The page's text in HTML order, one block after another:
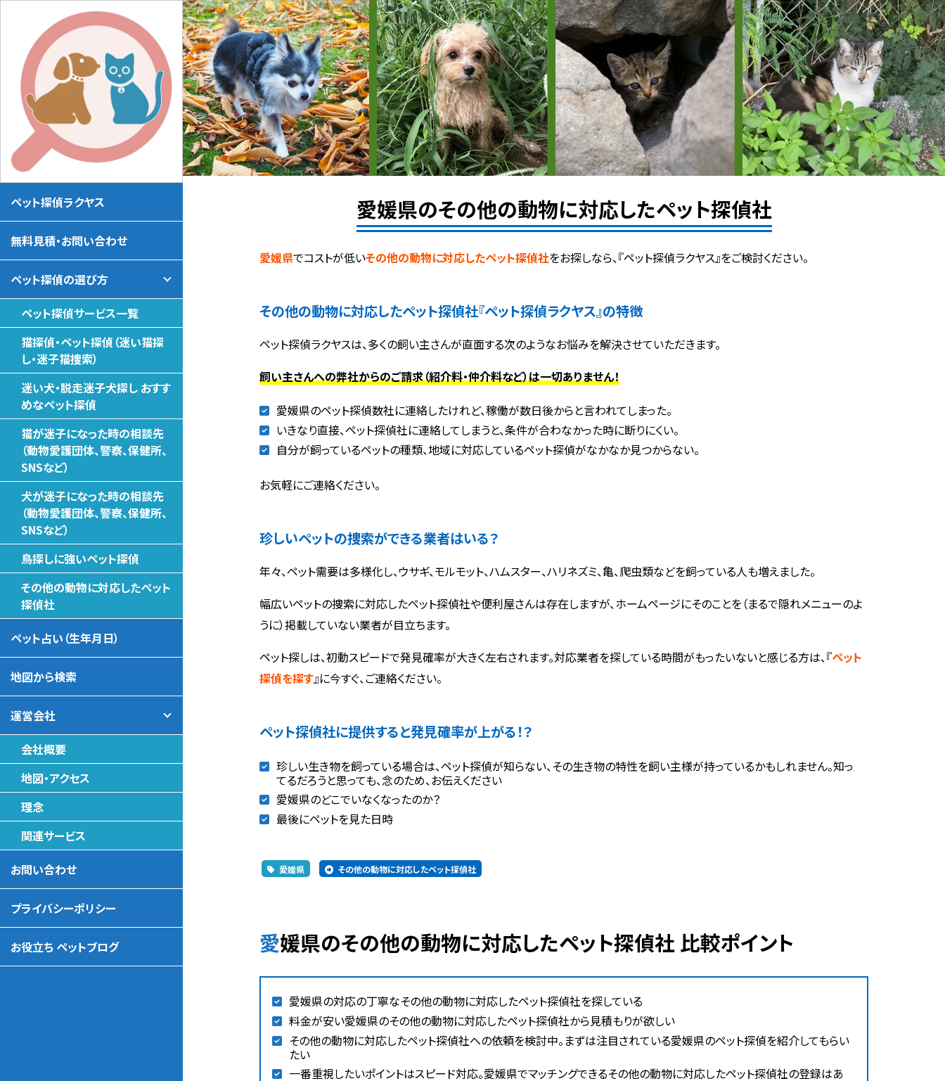
愛媛県のその他の動物に対応したペット探偵社
愛媛県でコストが低いその他の動物に対応したペット探偵社をお探しなら、『ペット探偵ラクヤス』をご検討ください。
その他の動物に対応したペット探偵社『ペット探偵ラクヤス』の特徴
ペット探偵ラクヤスは、多くの飼い主さんが直面する次のようなお悩みを解決させていただきます。
飼い主さんへの弊社からのご請求（紹介料・仲介料など）は一切ありません！
愛媛県のペット探偵数社に連絡したけれど、稼働が数日後からと言われてしまった。
いきなり直接、ペット探偵社に連絡してしまうと、条件が合わなかった時に断りにくい。
自分が飼っているペットの種類、地域に対応しているペット探偵がなかなか見つからない。
お気軽にご連絡ください。
珍しいペットの捜索ができる業者はいる？
年々、ペット需要は多様化し、ウサギ、モルモット、ハムスター、ハリネズミ、亀、爬虫類などを飼っている人も増えました。
幅広いペットの捜索に対応したペット探偵社や便利屋さんは存在しますが、ホームページにそのことを（まるで隠れメニューのよ
うに）掲載していない業者が目立ちます。
ペット探しは、初動スピードで発見確率が大きく左右されます。対応業者を探している時間がもったいないと感じる方は、『ペット
探偵を探す』に今すぐ、ご連絡ください。
ペット探偵社に提供すると発見確率が上がる！？
珍しい生き物を飼っている場合は、ペット探偵が知らない、その生き物の特性を飼い主様が持っているかもしれません。知っ
てるだろうと思っても、念のため、お伝えください
愛媛県のどこでいなくなったのか？
最後にペットを見た日時
愛媛県 その他の動物に対応したペット探偵社
愛媛県のその他の動物に対応したペット探偵社 比較ポイント
愛媛県の対応の丁寧なその他の動物に対応したペット探偵社を探している
料金が安い愛媛県のその他の動物に対応したペット探偵社から見積もりが欲しい
その他の動物に対応したペット探偵社への依頼を検討中。まずは注目されている愛媛県のペット探偵を紹介してもらい
たい
一番重視したいポイントはスピード対応。愛媛県でマッチングできるその他の動物に対応したペット探偵社の登録はあ
ペット探偵ラクヤス
無料見積・お問い合わせ
ペット探偵の選び方
ペット探偵サービス一覧
猫探偵・ペット探偵（迷い猫探
し・迷子猫捜索）
迷い犬・脱走迷子犬探し おすす
めなペット探偵
猫が迷子になった時の相談先
（動物愛護団体、警察、保健所、
SNSなど）
犬が迷子になった時の相談先
（動物愛護団体、警察、保健所、
SNSなど）
鳥探しに強いペット探偵
その他の動物に対応したペット
探偵社
ペット占い（生年月日）
地図から検索
運営会社
会社概要
地図・アクセス
理念
関連サービス
お問い合わせ
プライバシーポリシー
お役立ち ペットブログ